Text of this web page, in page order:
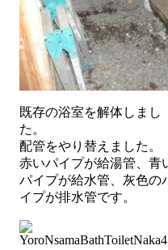
既存の浴室を解体しまし
た。
配管をやり替えました。
赤いパイプが給湯管、青
パイプが給水管、灰色の
イプが排水管です。